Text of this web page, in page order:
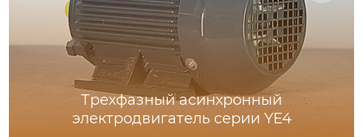
Трехфазный асинхронный
электродвигатель серии YE4